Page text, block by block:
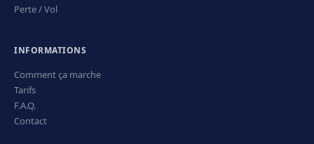
Perte / Vol
INFORMATIONS
Comment ça marche
Tarifs
F.A.Q.
Contact